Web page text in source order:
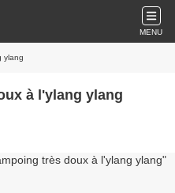
MENU
ylang
à l'ylang ylang